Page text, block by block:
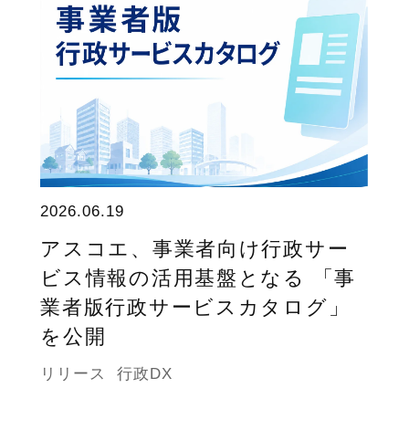
2026.06.19
アスコエ、事業者向け行政サー
ビス情報の活用基盤となる 「事
業者版行政サービスカタログ」
を公開
リリース 行政DX